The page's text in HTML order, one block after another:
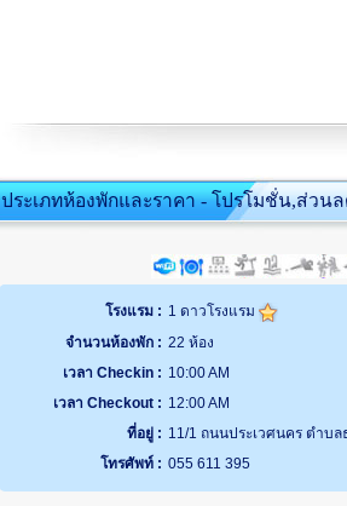
ประเภทห้องพักและราคา - โปรโมชั่น,ส่วน
โรงแรม : 1 ดาวโรงแรม
จำนวนห้องพัก : 22 ห้อง
เวลา Checkin : 10:00 AM
เวลา Checkout : 12:00 AM
ที่อยู่ : 11/1 ถนนประเวศนคร ตำบ
โทรศัพท์ : 055 611 395